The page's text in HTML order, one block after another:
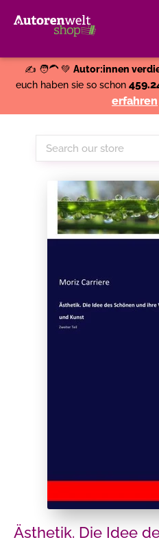
✍️ 🧑‍🦱 💚 Autor:innen
euch haben sie so schon
erfahren
Search
our
Ästhetik. Die Idee